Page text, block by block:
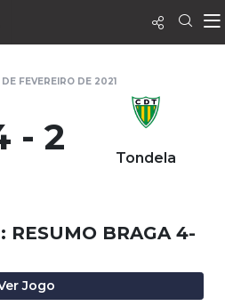
FEVEREIRO DE 2021
- 2 Tondela
RESUMO BRAGA 4-
Jogo